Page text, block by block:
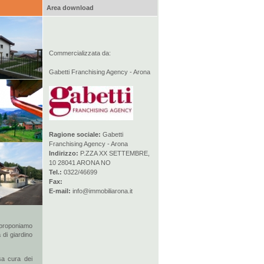
Area download
di giardino
cura dei
Commercializzata da:
Gabetti Franchising Agency - Arona
Ragione sociale: Gabetti
Franchising Agency - Arona
Indirizzo: P.ZZA XX SETTEMBRE,
10 28041 ARONA NO
Tel.: 0322/46699
Fax:
E-mail: info@immobiliarona.it